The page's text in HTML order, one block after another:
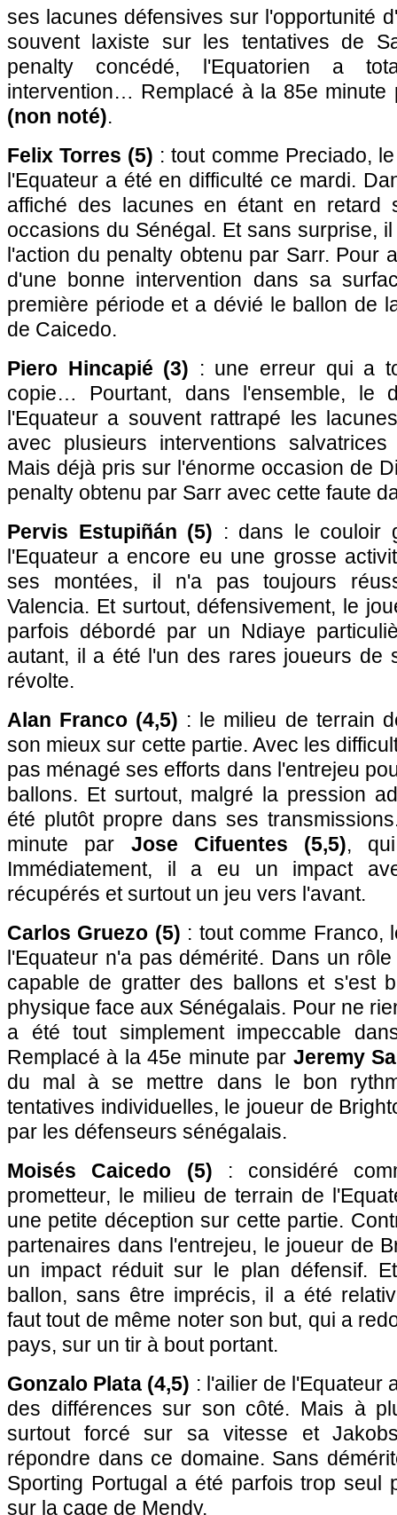
ses lacunes défensives sur l'opportunité
souvent laxiste sur les tentatives de
penalty concédé, l'Equatorien a
intervention… Remplacé à la 85e
(non noté).
Felix Torres (5) : tout comme Preciado,
l'Equateur a été en difficulté ce mardi.
affiché des lacunes en étant en retard
occasions du Sénégal. Et sans surprise,
l'action du penalty obtenu par Sarr. Pour
d'une bonne intervention dans sa
première période et a dévié le ballon de
de Caicedo.
Piero Hincapié (3) : une erreur qui a
copie… Pourtant, dans l'ensemble, le
l'Equateur a souvent rattrapé les
avec plusieurs interventions
Mais déjà pris sur l'énorme occasion de
penalty obtenu par Sarr avec cette faute
Pervis Estupiñán (5) : dans le couloir
l'Equateur a encore eu une grosse
ses montées, il n'a pas toujours
Valencia. Et surtout, défensivement, le
parfois débordé par un Ndiaye
autant, il a été l'un des rares joueurs de
révolte.
Alan Franco (4,5) : le milieu de terrain
son mieux sur cette partie. Avec les
pas ménagé ses efforts dans l'entrejeu
ballons. Et surtout, malgré la pression
été plutôt propre dans ses
minute par Jose Cifuentes (5,5),
Immédiatement, il a eu un impact
récupérés et surtout un jeu vers l'avant.
Carlos Gruezo (5) : tout comme Franco,
l'Equateur n'a pas démérité. Dans un
capable de gratter des ballons et s'est
physique face aux Sénégalais. Pour ne
a été tout simplement impeccable
Remplacé à la 45e minute par Jeremy
du mal à se mettre dans le bon
tentatives individuelles, le joueur de
par les défenseurs sénégalais.
Moisés Caicedo (5) : considéré
prometteur, le milieu de terrain de
une petite déception sur cette partie.
partenaires dans l'entrejeu, le joueur de
un impact réduit sur le plan défensif.
ballon, sans être imprécis, il a été
faut tout de même noter son but, qui a
pays, sur un tir à bout portant.
Gonzalo Plata (4,5) : l'ailier de l'Equateur
des différences sur son côté. Mais à
surtout forcé sur sa vitesse et
répondre dans ce domaine. Sans
Sporting Portugal a été parfois trop seul
sur la cage de Mendy.